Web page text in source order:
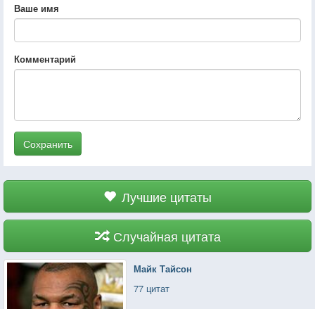
Ваше имя
Комментарий
Сохранить
Лучшие цитаты
Случайная цитата
Майк Тайсон
77 цитат